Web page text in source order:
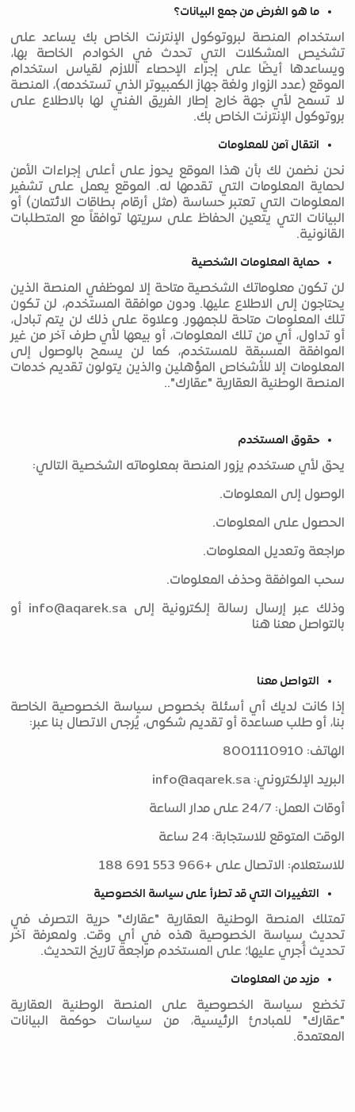
ما هو الغرض من جمع البيانات؟
استخدام المنصة لبروتوكول الإنترنت الخاص بك يساعد على
تشخيص المشكلات التي تحدث في الخوادم الخاصة بها،
ويساعدها أيضًا على إجراء الإحصاء اللازم لقياس استخدام
الموقع (عدد الزوار ولغة جهاز الكمبيوتر الذي تستخدمه)، المنصة
لا تسمح لأي جهة خارج إطار الفريق الفني لها بالاطلاع على
بروتوكول الإنترنت الخاص بك.
انتقال آمن للمعلومات
نحن نضمن لك بأن هذا الموقع يحوز على أعلى إجراءات الأمن
لحماية المعلومات التي تقدمها له. الموقع يعمل على تشفير
المعلومات التي تعتبر حساسة (مثل أرقام بطاقات الائتمان) أو
البيانات التي يتعين الحفاظ على سريتها توافقاً مع المتطلبات
القانونية.
حماية المعلومات الشخصية
لن تكون معلوماتك الشخصية متاحة إلا لموظفي المنصة الذين
يحتاجون إلى الاطلاع عليها. ودون موافقة المستخدم، لن تكون
تلك المعلومات متاحة للجمهور. وعلاوة على ذلك لن يتم تبادل،
أو تداول، أي من تلك المعلومات، أو بيعها لأي طرف آخر من غير
الموافقة المسبقة للمستخدم، كما لن يسمح بالوصول إلى
المعلومات إلا للأشخاص المؤهلين والذين يتولون تقديم خدمات
المنصة الوطنية العقارية "عقارك"..
حقوق المستخدم
يحق لأي مستخدم يزور المنصة بمعلوماته الشخصية التالي:
الوصول إلى المعلومات.
الحصول على المعلومات.
مراجعة وتعديل المعلومات.
سحب الموافقة وحذف المعلومات.
وذلك عبر إرسال رسالة إلكترونية إلى info@aqarek.sa أو
بالتواصل معنا هنا
التواصل معنا
إذا كانت لديك أي أسئلة بخصوص سياسة الخصوصية الخاصة
بنا، أو طلب مساعدة أو تقديم شكوى، يُرجى الاتصال بنا عبر:
الهاتف: 8001110910
البريد الإلكتروني: info@aqarek.sa
أوقات العمل: 24/7 على مدار الساعة
الوقت المتوقع للاستجابة: 24 ساعة
للاستعلام: الاتصال على +966 553 691 188
التغييرات التي قد تطرأ على سياسة الخصوصية
تمتلك المنصة الوطنية العقارية "عقارك" حرية التصرف في
تحديث سياسة الخصوصية هذه في أي وقت. ولمعرفة آخر
تحديث أُجري عليها؛ على المستخدم مراجعة تاريخ التحديث.
مزيد من المعلومات
تخضع سياسة الخصوصية على المنصة الوطنية العقارية
"عقارك" للمبادئ الرئيسية، من سياسات حوكمة البيانات
المعتمدة.